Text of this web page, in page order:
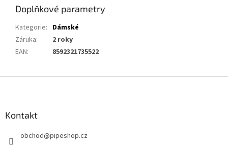
Doplňkové parametry
Kategorie: Dámské
Záruka:
2 roky
EAN: 8592321735522
Kontakt
obchod@pipeshop.cz